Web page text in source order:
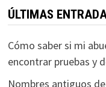
ÚLTIMAS
Cómo saber si mi
encontrar pruebas y
Nombres antiguos